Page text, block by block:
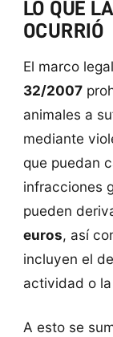
LO QUE
OCURRIÓ
El marco
32/2007
animales a
mediante
que puedan
infracciones
pueden
euros, así
incluyen el
actividad o
A esto se